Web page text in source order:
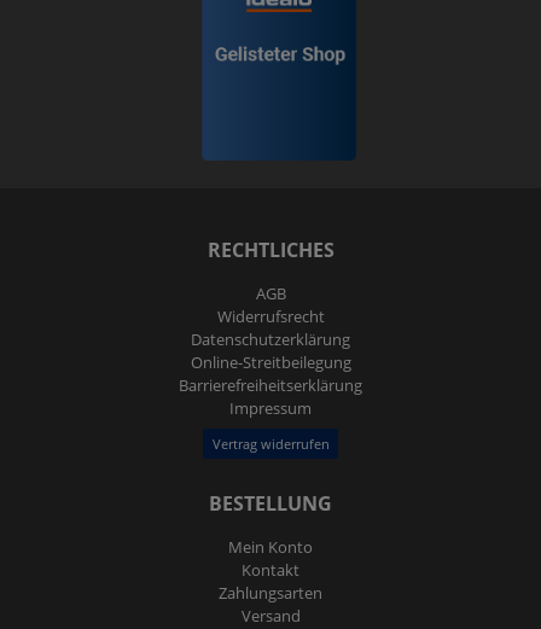
RECHTLICHES
AGB
Widerrufs­recht
Daten­schutz­erklärung
Online-Streitbeilegung
Barrierefreiheitserklärung
Impressum
Vertrag widerrufen
BESTELLUNG
Mein Konto
Kontakt
Zahlungsarten
Versand